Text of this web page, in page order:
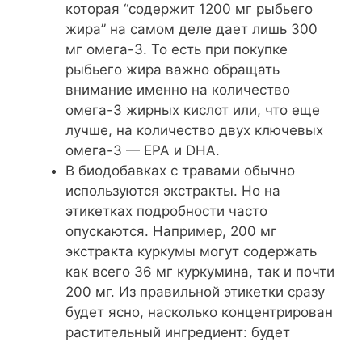
которая “содержит 1200 мг рыбьего
жира” на самом деле дает лишь 300
мг омега-3. То есть при покупке
рыбьего жира важно обращать
внимание именно на количество
омега-3 жирных кислот или, что еще
лучше, на количество двух ключевых
омега-3 — EPA и DHA.
В биодобавках с травами обычно
используются экстракты. Но на
этикетках подробности часто
опускаются. Например, 200 мг
экстракта куркумы могут содержать
как всего 36 мг куркумина, так и почти
200 мг. Из правильной этикетки сразу
будет ясно, насколько концентрирован
растительный ингредиент: будет